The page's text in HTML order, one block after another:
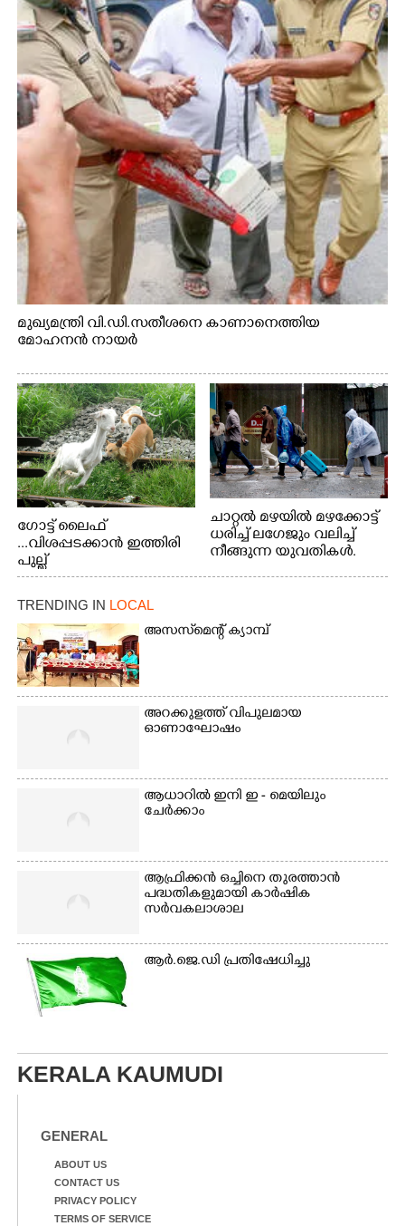
മുഖ്യമന്ത്രി വി.ഡി.സതീശനെ കാണാനെത്തിയ
മോഹനൻ നായർ
ഗോട്ട് ലൈഫ്
...വിശപ്പടക്കാൻ ഇത്തിരി
പുല്ല്
തിന്നാനെത്തിയതാണ്
ആട്. തെരുവ് നായ്ക്കൾ
കടിച്ച് കീറാൻ വന്നതോടെ
വയറിന്റെ ആന്തൽ മറന്ന്
ജീവന് വേണ്ടിയായി ഓട്ടം.
എറണാകുളം
വാത്തുരുത്തിയിൽ
നിന്നുള്ള കാഴ്ച
ചാറ്റൽ മഴയിൽ മഴക്കോട്ട്
ധരിച്ച് ലഗേജും വലിച്ച്
നീങ്ങുന്ന യുവതികൾ.
TRENDING IN LOCAL
അസസ്‌മെന്റ് ക്യാമ്പ്
അറക്കുളത്ത് വിപുലമായ
ഓണാഘോഷം
ആധാറിൽ ഇനി ഇ - മെയിലും
ചേർക്കാം
ആഫ്രിക്കൻ ഒച്ചിനെ തുരത്താൻ
പദ്ധതികളുമായി കാർഷിക
സർവകലാശാല
ആർ.ജെ.ഡി പ്രതിഷേധിച്ചു
KERALA KAUMUDI
GENERAL
ABOUT US
CONTACT US
PRIVACY POLICY
TERMS OF SERVICE